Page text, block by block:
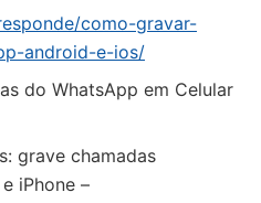
como-gravar-
android-e-ios/
do WhatsApp em Celular
grave chamadas
iPhone –